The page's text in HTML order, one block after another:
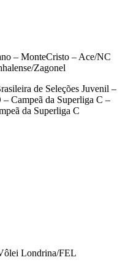
– MonteCristo – Ace/NC
Zagonel
de Seleções Juvenil –
Campeã da Superliga C –
da Superliga C
Londrina/FEL